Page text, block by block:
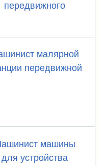
передвижного
малярной
передвижной
машины
для устройства